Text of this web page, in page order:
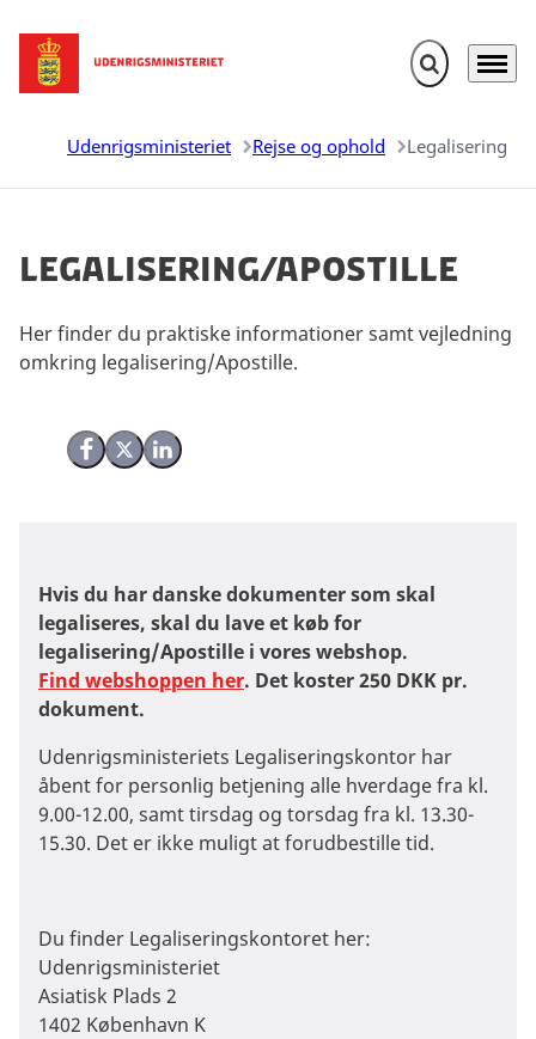
Gå til forsiden Fold søgefelt
Menu
Udenrigsministeriet Rejse og ophold Legalisering
Legalisering/Apostille
Del på Facebook
Del på X (Twitter)
Del på LinkedIn
Her finder du praktiske informationer samt vejledning
omkring legalisering/Apostille.
Hvis du har danske dokumenter som skal
legaliseres, skal du lave et køb for
legalisering/Apostille i vores webshop.
Find webshoppen her. Det koster 250 DKK pr.
dokument.
Udenrigsministeriets Legaliseringskontor har
åbent for personlig betjening alle hverdage fra kl.
9.00-12.00, samt tirsdag og torsdag fra kl. 13.30-
15.30. Det er ikke muligt at forudbestille tid.
Du finder Legaliseringskontoret her:
Udenrigsministeriet
Asiatisk Plads 2
1402 København K